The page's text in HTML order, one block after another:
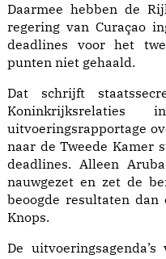
Daarmee hebben de
regering van Curaçao
deadlines voor het
punten niet gehaald.
Dat schrijft
uitvoeringsrapportage
naar de Tweede Kamer
deadlines. Alleen
nauwgezet en zet de
beoogde resultaten dan
Knops.
De